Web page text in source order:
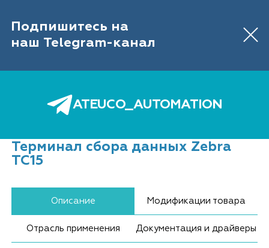
Подпишитесь на
наш Telegram-канал
ATEUCO_AUTOMATION
646 89 26
Каталог ТСД ТСД Zebra
Терминал сбора данных Zebra
TC15
Описание Модификации товара
Отрасль применения Документация и драйверы